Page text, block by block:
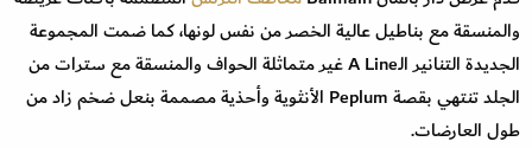
والمنسقة مع بناطيل عالية الخصر من نفس لونها، كما ضمت المجموعة
الجديدة التنانير الـA Line غير متماثلة الحواف والمنسقة مع سترات من
الجلد تنتهي بقصة Peplum الأنثوية وأحذية مصممة بنعل ضخم زاد من
طول العارضات.